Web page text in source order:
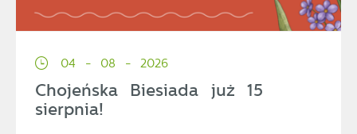
04 - 08 - 2026
Chojeńska Biesiada już 15
sierpnia!